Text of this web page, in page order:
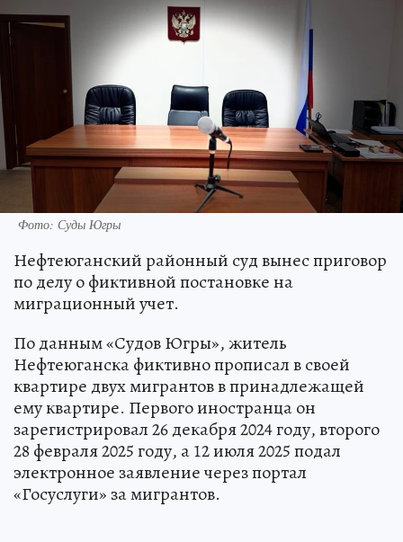
Фото: Суды Югры
Нефтеюганский районный суд вынес приговор
по делу о фиктивной постановке на
миграционный учет.
По данным «Судов Югры», житель
Нефтеюганска фиктивно прописал в своей
квартире двух мигрантов в принадлежащей
ему квартире. Первого иностранца он
зарегистрировал 26 декабря 2024 году, второго
28 февраля 2025 году, а 12 июля 2025 подал
электронное заявление через портал
«Госуслуги» за мигрантов.